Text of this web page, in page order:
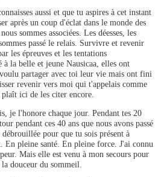
aussi et que tu aspires à cet instant
après un coup d'éclat dans le monde des
sommes associées. Les déesses, les
passé le relais. Survivre et revenir
les épreuves et les tentations
à la belle et jeune Nausicaa, elles ont
partager avec toi leur vie mais ont fini
revenir vers moi qui t'appelais comme
ici de les citer encore.
je l'honore chaque jour. Pendant tes 20
pendant ces 40 ans que nous avons passé
pour que tu sois présent à
En pleine santé. En pleine force. J'ai connu
Mais elle est venu à mon secours pour
douceur du sommeil.